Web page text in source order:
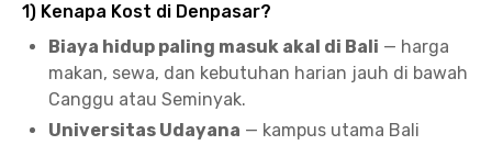
1) Kenapa Kost di Denpasar?
Biaya hidup paling masuk akal di Bali — harga
makan, sewa, dan kebutuhan harian jauh di bawah
Canggu atau Seminyak.
Universitas Udayana — kampus utama Bali